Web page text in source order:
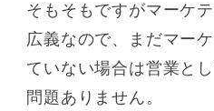
そもそもですがマーケ
広義なので、まだマー
ていない場合は営業と
問題ありません。